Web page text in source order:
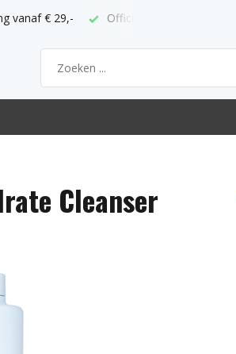
Bestel voor 21h = volgende werkdag thuis
Cleanser